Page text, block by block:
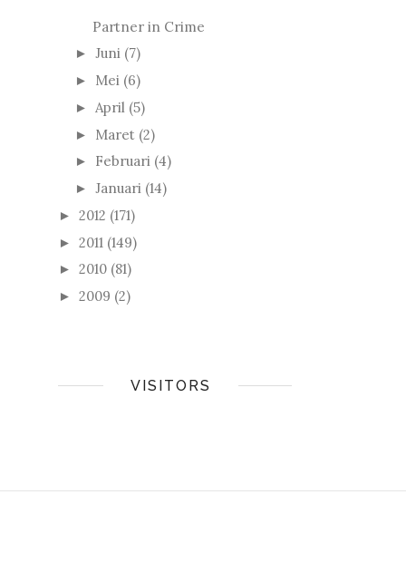
Partner in Crime
► Juni (7)
► Mei (6)
► April (5)
► Maret (2)
► Februari (4)
► Januari (14)
► 2012 (171)
► 2011 (149)
► 2010 (81)
► 2009 (2)
VISITORS